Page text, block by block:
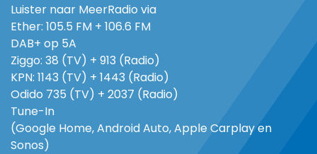
Luister naar MeerRadio via
Ether: 105.5 FM + 106.6 FM
DAB+ op 5A
Ziggo: 38 (TV) + 913 (Radio)
KPN: 1143 (TV) + 1443 (Radio)
Odido 735 (TV) + 2037 (Radio)
Tune-In
(Google Home, Android Auto, Apple Carplay en
Sonos)